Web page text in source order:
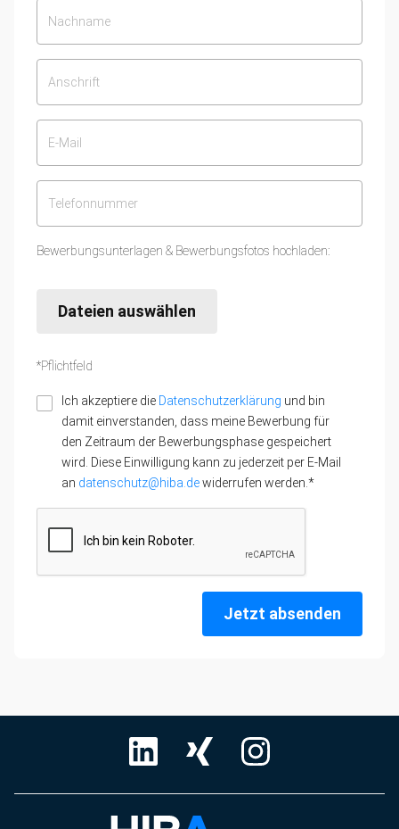
Bewerbungsunterlagen & Bewerbungsfotos hochladen:
Dateien auswählen
*Pflichtfeld
Ich akzeptiere die Datenschutzerklärung und bin
damit einverstanden, dass meine Bewerbung für
den Zeitraum der Bewerbungsphase gespeichert
wird. Diese Einwilligung kann zu jederzeit per E-Mail
an datenschutz@hiba.dewiderrufen werden.*
Jetzt absenden